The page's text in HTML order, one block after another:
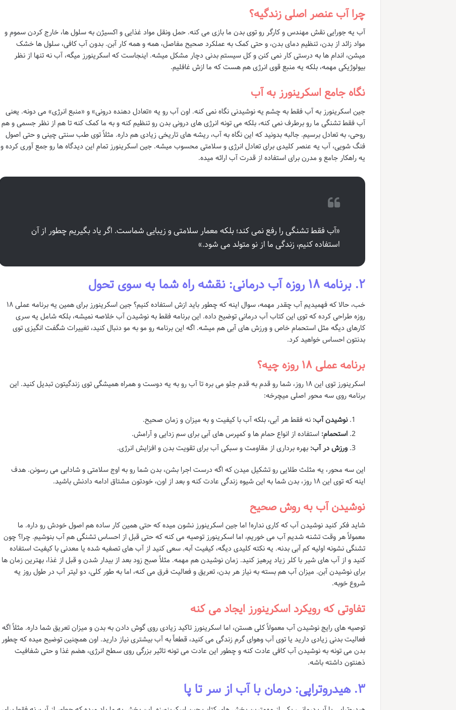
چرا آب عنصر اصلی زندگیه؟
آب یه جورایی نقش مهندس و کارگر رو توی بدن ما بازی می کنه. حمل ونقل مواد غذایی و اکسیژن به سلول ها، خارج کردن سموم و
مواد زائد از بدن، تنظیم دمای بدن، و حتی کمک به عملکرد صحیح مفاصل، همه و همه کار آبن. بدون آب کافی، سلول ها خشک
میشن، اندام ها به درستی کار نمی کنن و کل سیستم بدنی دچار مشکل میشه. اینجاست که اسکرینورز میگه، آب نه تنها از نظر
بیولوژیکی مهمه، بلکه یه منبع قوی انرژی هم هست که ما ازش غافلیم.
نگاه جامع اسکرینورز به آب
جین اسکرینورز به آب فقط به چشم یه نوشیدنی نگاه نمی کنه. اون آب رو یه «تعادل دهنده درونی» و «منبع انرژی» می دونه. یعنی
آب فقط تشنگی ما رو برطرف نمی کنه، بلکه می تونه انرژی های درونی بدن رو تنظیم کنه و به ما کمک کنه تا هم از نظر جسمی و هم
روحی، به تعادل برسیم. جالبه بدونید که این نگاه به آب، ریشه های تاریخی زیادی هم داره. مثلاً توی طب سنتی چینی و حتی اصول
فنگ شویی، آب یه عنصر کلیدی برای تعادل انرژی و سلامتی محسوب میشه. جین اسکرینورز تمام این دیدگاه ها رو جمع آوری کرده و
یه راهکار جامع و مدرن برای استفاده از قدرت آب ارائه میده.
«آب فقط تشنگی را رفع نمی کند؛ بلکه معمار سلامتی و زیبایی شماست. اگر یاد بگیریم چطور از آن
استفاده کنیم، زندگی ما از نو متولد می شود.»
۲. برنامه ۱۸ روزه آب درمانی: نقشه راه شما به سوی تحول
خب، حالا که فهمیدیم آب چقدر مهمه، سوال اینه که چطور باید ازش استفاده کنیم؟ جین اسکرینورز برای همین یه برنامه عملی ۱۸
روزه طراحی کرده که توی این کتاب آب درمانی توضیح داده. این برنامه فقط به نوشیدن آب خلاصه نمیشه، بلکه شامل یه سری
کارهای دیگه مثل استحمام خاص و ورزش های آبی هم میشه. اگه این برنامه رو مو به مو دنبال کنید، تغییرات شگفت انگیزی توی
بدنتون احساس خواهید کرد.
برنامه عملی ۱۸ روزه چیه؟
اسکرینورز توی این ۱۸ روز، شما رو قدم به قدم جلو می بره تا آب رو به یه دوست و همراه همیشگی توی زندگیتون تبدیل کنید. این
برنامه روی سه محور اصلی میچرخه:
نوشیدن آب: نه فقط هر آبی، بلکه آب با کیفیت و به میزان و زمان صحیح.
استحمام: استفاده از انواع حمام ها و کمپرس های آبی برای سم زدایی و آرامش.
ورزش در آب: بهره برداری از مقاومت و سبکی آب برای تقویت بدن و افزایش انرژی.
این سه محور، یه مثلث طلایی رو تشکیل میدن که اگه درست اجرا بشن، بدن شما رو به اوج سلامتی و شادابی می رسونن. هدف
اینه که توی این ۱۸ روز، بدن شما به این شیوه زندگی عادت کنه و بعد از اون، خودتون مشتاق ادامه دادنش باشید.
نوشیدن آب به روش صحیح
شاید فکر کنید نوشیدن آب که کاری نداره! اما جین اسکرینورز نشون میده که حتی همین کار ساده هم اصول خودش رو داره. ما
معمولاً هر وقت تشنه شدیم آب می خوریم، اما اسکرینورز توصیه می کنه که حتی قبل از احساس تشنگی هم آب بنوشیم. چرا؟ چون
تشنگی نشونه اولیه کم آبی بدنه. یه نکته کلیدی دیگه، کیفیت آبه. سعی کنید از آب های تصفیه شده یا معدنی با کیفیت استفاده
کنید و از آب های شیر با کلر زیاد پرهیز کنید. زمان نوشیدن هم مهمه. مثلاً صبح زود بعد از بیدار شدن و قبل از غذا، بهترین زمان ها
برای نوشیدن آبن. میزان آب هم بسته به نیاز هر بدن، تعریق و فعالیت فرق می کنه، اما به طور کلی، دو لیتر آب در طول روز یه
شروع خوبه.
تفاوتی که رویکرد اسکرینورز ایجاد می کنه
توصیه های رایج نوشیدن آب معمولاً کلی هستن، اما اسکرینورز تاکید زیادی روی گوش دادن به بدن و میزان تعریق شما داره. مثلاً اگه
فعالیت بدنی زیادی دارید یا توی آب وهوای گرم زندگی می کنید، قطعاً به آب بیشتری نیاز دارید. اون همچنین توضیح میده که چطور
بدن می تونه به نوشیدن آب کافی عادت کنه و چطور این عادت می تونه تاثیر بزرگی روی سطح انرژی، هضم غذا و حتی شفافیت
ذهنتون داشته باشه.
۳. هیدروتراپی: درمان با آب از سر تا پا